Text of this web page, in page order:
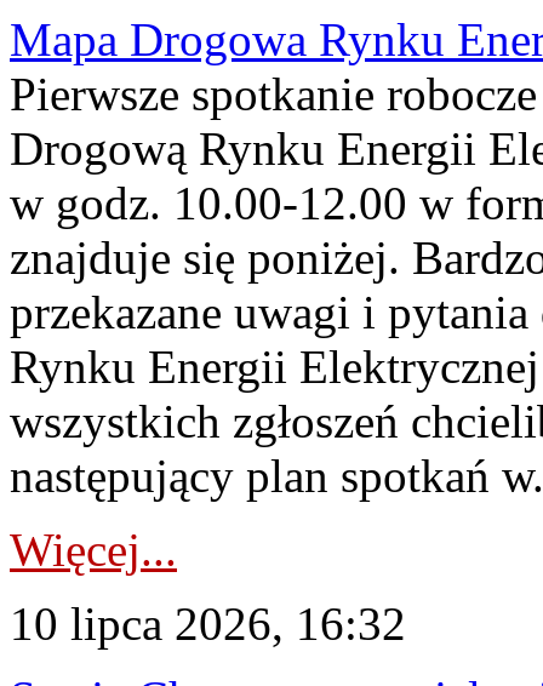
Mapa Drogowa Rynku
Pierwsze spotkanie
Drogową Rynku Energii
w godz. 10.00-12.00 w
znajduje się poniżej.
przekazane uwagi i
Rynku Energii
wszystkich zgłoszeń
następujący plan spotkań
Więcej...
10 lipca 2026, 16:32